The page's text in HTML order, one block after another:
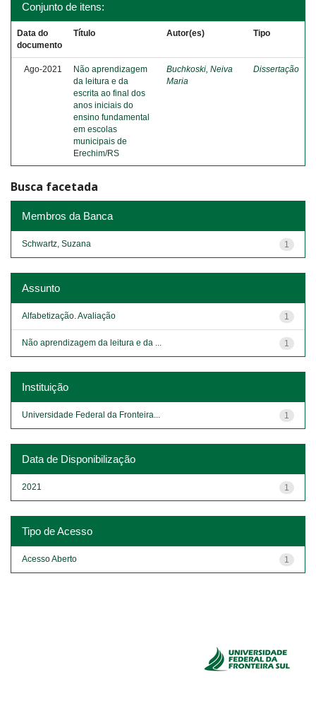
Conjunto de itens:
Data do
documento
Título Autor(es) Tipo
Ago-2021
Não aprendizagem
da leitura e da
escrita ao final dos
anos iniciais do
ensino fundamental
em escolas
municipais de
Erechim/RS
Buchkoski, Neiva
Maria
Dissertação
Busca facetada
Membros da Banca
1
Schwartz, Suzana
Assunto
1
Alfabetização. Avaliação
1
Não aprendizagem da leitura e da ...
Instituição
1
Universidade Federal da Fronteira...
Data de Disponibilização
1
2021
Tipo de Acesso
1
Acesso Aberto